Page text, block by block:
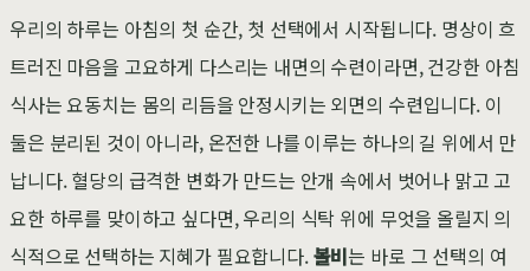
우리의 하루는 아침의 첫 순간, 첫 선택에서 시작됩니다. 명상이 흐
트러진 마음을 고요하게 다스리는 내면의 수련이라면, 건강한 아침
식사는 요동치는 몸의 리듬을 안정시키는 외면의 수련입니다. 이
둘은 분리된 것이 아니라, 온전한 나를 이루는 하나의 길 위에서 만
납니다. 혈당의 급격한 변화가 만드는 안개 속에서 벗어나 맑고 고
요한 하루를 맞이하고 싶다면, 우리의 식탁 위에 무엇을 올릴지 의
식적으로 선택하는 지혜가 필요합니다.볼비는 바로 그 선택의 여